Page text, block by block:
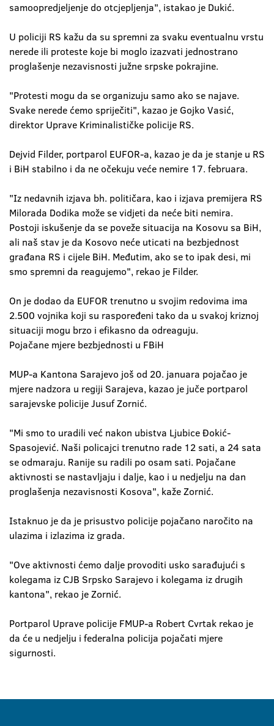
samoopredjeljenje do otcjepljenja", istakao je Dukić.
U policiji RS kažu da su spremni za svaku eventualnu vrstu
nerede ili proteste koje bi moglo izazvati jednostrano
proglašenje nezavisnosti južne srpske pokrajine.
"Protesti mogu da se organizuju samo ako se najave.
Svake nerede ćemo spriječiti", kazao je Gojko Vasić,
direktor Uprave Kriminalističke policije RS.
Dejvid Filder, portparol EUFOR-a, kazao je da je stanje u RS
i BiH stabilno i da ne očekuju veće nemire 17. februara.
"Iz nedavnih izjava bh. političara, kao i izjava premijera RS
Milorada Dodika može se vidjeti da neće biti nemira.
Postoji iskušenje da se poveže situacija na Kosovu sa BiH,
ali naš stav je da Kosovo neće uticati na bezbjednost
građana RS i cijele BiH. Međutim, ako se to ipak desi, mi
smo spremni da reagujemo", rekao je Filder.
On je dodao da EUFOR trenutno u svojim redovima ima
2.500 vojnika koji su raspoređeni tako da u svakoj kriznoj
situaciji mogu brzo i efikasno da odreaguju.
Pojačane mjere bezbjednosti u FBiH
MUP-a Kantona Sarajevo još od 20. januara pojačao je
mjere nadzora u regiji Sarajeva, kazao je juče portparol
sarajevske policije Jusuf Zornić.
"Mi smo to uradili već nakon ubistva Ljubice Đokić-
Spasojević. Naši policajci trenutno rade 12 sati, a 24 sata
se odmaraju. Ranije su radili po osam sati. Pojačane
aktivnosti se nastavljaju i dalje, kao i u nedjelju na dan
proglašenja nezavisnosti Kosova", kaže Zornić.
Istaknuo je da je prisustvo policije pojačano naročito na
ulazima i izlazima iz grada.
"Ove aktivnosti ćemo dalje provoditi usko sarađujući s
kolegama iz CJB Srpsko Sarajevo i kolegama iz drugih
kantona", rekao je Zornić.
Portparol Uprave policije FMUP-a Robert Cvrtak rekao je
da će u nedjelju i federalna policija pojačati mjere
sigurnosti.